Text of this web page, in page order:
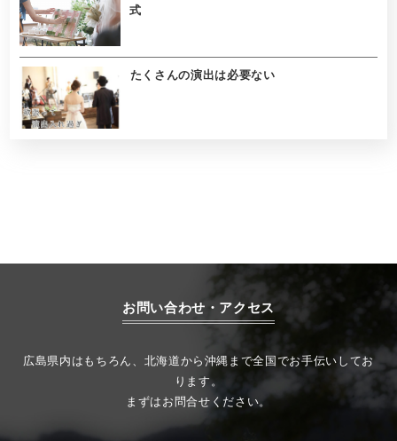
式
たくさんの演出は必要ない
お問い合わせ・アクセス
広島県内はもちろん、北海道から沖縄まで全国でお手伝いしてお
ります。
まずはお問合せください。